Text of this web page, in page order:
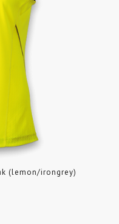
(lemon/irongrey)